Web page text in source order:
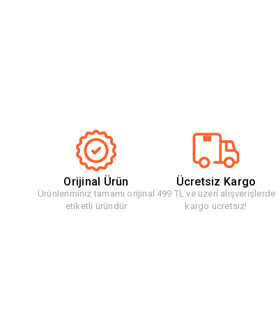
Orijinal Ürün
Ürünleriminiz tamamı orijinal
etiketli üründür
Ücretsiz Kargo
499 TL ve üzeri alışverişlerde
kargo ücretsiz!